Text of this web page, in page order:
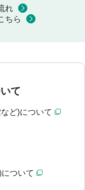
れ
ちら
て
ど)について
ついて